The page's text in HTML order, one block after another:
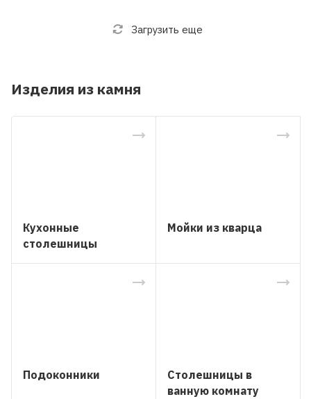
Загрузить еще
Изделия из камня
Кухонные
столешницы
Мойки из кварца
Подоконники
Столешницы в
ванную комнату